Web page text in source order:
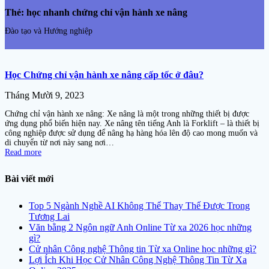
Thẻ: học nhanh chứng chỉ vận hành xe nâng
Đào tạo và Hướng nghiệp
Học Chứng chỉ vận hành xe nâng cấp tốc ở đâu?
Tháng Mười 9, 2023
Chứng chỉ vận hành xe nâng: Xe nâng là một trong những thiết bị được
ứng dụng phổ biến hiện nay. Xe nâng tên tiếng Anh là Forklift – là thiết bị
công nghiệp được sử dụng để nâng hạ hàng hóa lên độ cao mong muốn và
di chuyển từ nơi này sang nơi…
Read more
Bài viết mới
Top 5 Ngành Nghề AI Không Thể Thay Thế Được Trong
Tương Lai
Văn bằng 2 Ngôn ngữ Anh Online Từ xa 2026 học những
gì?
Cử nhân Công nghệ Thông tin Từ xa Online học những gì?
Lợi Ích Khi Học Cử Nhân Công Nghệ Thông Tin Từ Xa